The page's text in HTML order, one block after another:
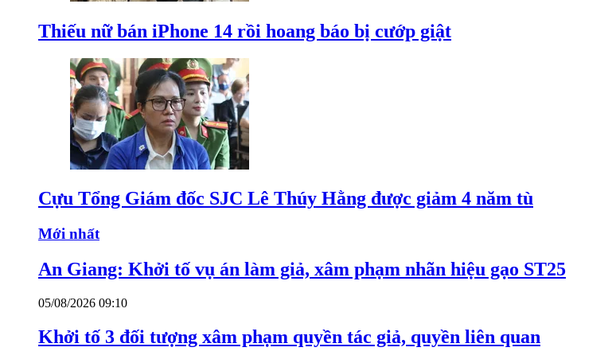
Thiếu nữ bán iPhone 14 rồi hoang báo bị cướp giật
Cựu Tổng Giám đốc SJC Lê Thúy Hằng được giảm 4 năm tù
Mới nhất
An Giang: Khởi tố vụ án làm giả, xâm phạm nhãn hiệu gạo ST25
05/08/2026 09:10
Khởi tố 3 đối tượng xâm phạm quyền tác giả, quyền liên quan